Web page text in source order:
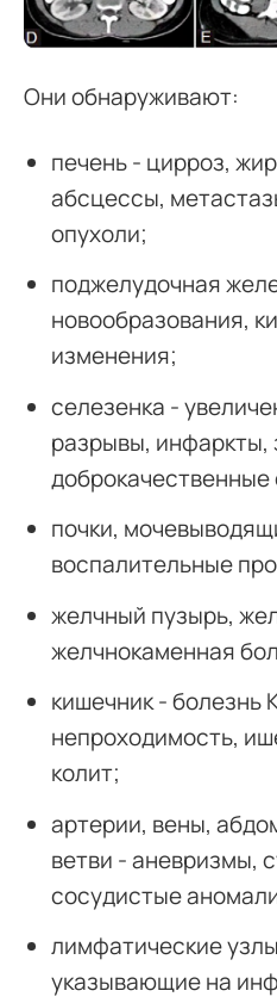
Они обнаруживают:
печень - цирроз,
абсцессы,
опухоли;
поджелудочная
новообразования,
изменения;
селезенка -
разрывы, инфаркты,
доброкачественные
почки,
воспалительные
желчный пузырь,
желчнокаменная
кишечник - болезнь
непроходимость,
колит;
артерии, вены,
ветви - аневризмы,
сосудистые
лимфатические
указывающие на